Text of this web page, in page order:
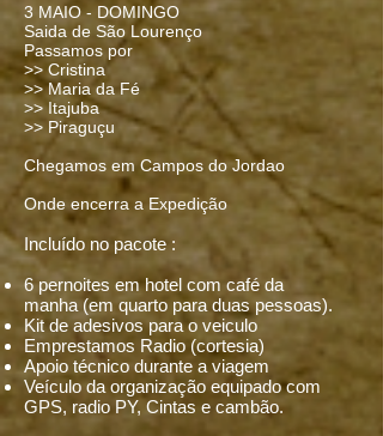
️3 MAIO - DOMINGO
Saida de São Lourenço
Passamos por
>> Cristina
>> Maria da Fé
>> Itajuba
>> Piraguçu
Chegamos em Campos do Jordao
Onde encerra a Expedição
Incluído no pacote :
6 pernoites em hotel com café da
manha (em quarto para duas pessoas).
Kit de adesivos para o veiculo
Emprestamos Radio (cortesia)
Apoio técnico durante a viagem
Veículo da organização equipado com
GPS, radio PY, Cintas e cambão.